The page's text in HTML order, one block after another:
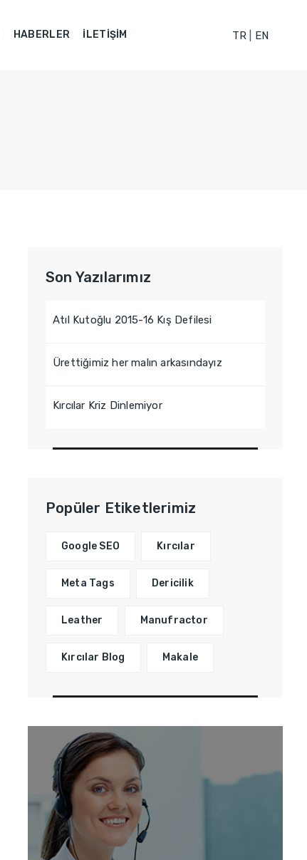
HABERLER İLETIŞIM TR EN
Son Yazılarımız
Atıl Kutoğlu 2015-16 Kış Defilesi
Ürettiğimiz her malın arkasındayız
Kırcılar Kriz Dinlemiyor
Popüler Etiketlerimiz
Google SEO Kırcılar
Meta Tags Dericilik
Leather Manufractor
Kırcılar Blog Makale